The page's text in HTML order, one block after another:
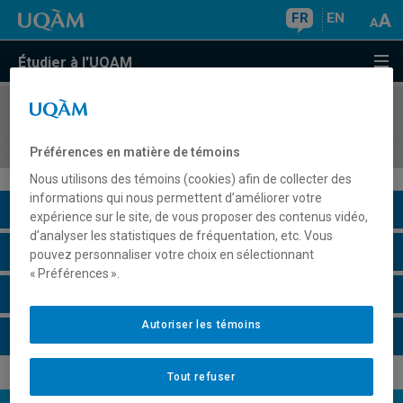
FR EN
Étudier à l'UQAM
COURS//
Description du cours
Horaire - Été 2026
Préférences en matière de témoins
Nous utilisons des témoins (cookies) afin de collecter des
informations qui nous permettent d’améliorer votre
expérience sur le site, de vous proposer des contenus vidéo,
d’analyser les statistiques de fréquentation, etc. Vous
pouvez personnaliser votre choix en sélectionnant
« Préférences ».
Tout refuser
Autoriser les témoins